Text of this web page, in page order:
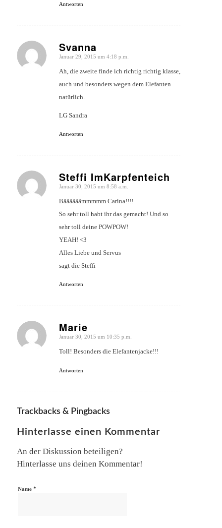
Antworten
Svanna
sagte:
Januar 29, 2015 um 4:18 p.m.
Ah, die zweite finde ich richtig richtig klasse,
auch und besonders wegen dem Elefanten
natürlich.
LG Sandra
Antworten
Steffi ImKarpfenteich
sagte:
Januar 30, 2015 um 8:58 a.m.
Bäääääämmmmm Carina!!!!
So sehr toll habt ihr das gemacht! Und so
sehr toll deine POWPOW!
YEAH! <3
Alles Liebe und Servus
sagt die Steffi
Antworten
Marie
sagte:
Januar 30, 2015 um 10:35 p.m.
Toll! Besonders die Elefantenjacke!!!
Antworten
Trackbacks & Pingbacks
Hinterlasse einen Kommentar
An der Diskussion beteiligen?
Hinterlasse uns deinen Kommentar!
Name *